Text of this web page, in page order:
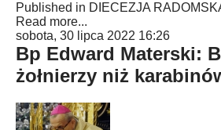
Published in DIECEZJA
Read more...
sobota, 30 lipca 2022 16:26
Bp Edward Materski:
żołnierzy niż